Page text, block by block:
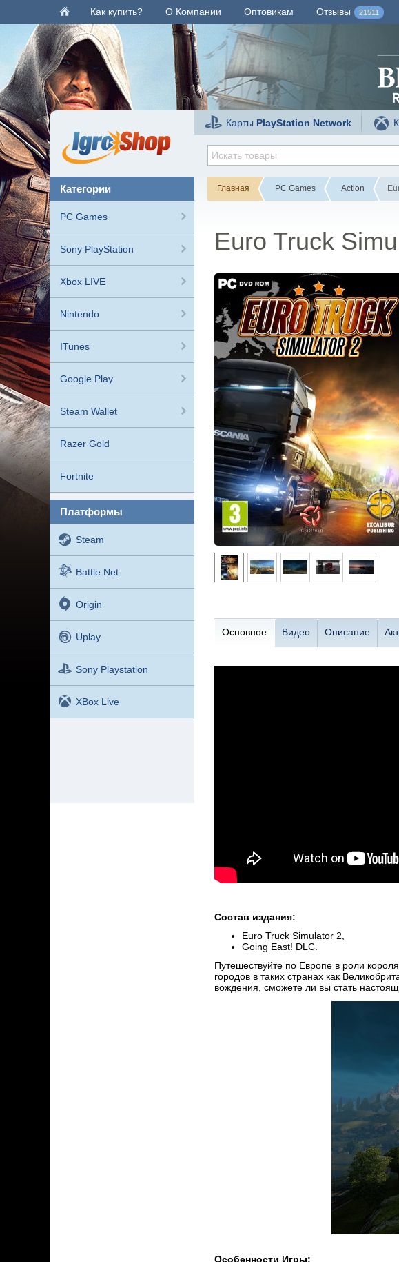
Как купить? О Компании Оптовикам Отзывы 21511
Карты PlayStation Network
категории
PC Games
Sony PlayStation
Xbox LIVE
Nintendo
ITunes
Google Play
Steam Wallet
Razer Gold
Fortnite
платформы
Steam
Battle.net
Origin
Uplay
Sony Playstation
XBox Live
Главная PC Games Action
Euro Truck
Основное Видео Описание
Состав издания:
Euro Truck Simulator 2,
Going East! DLC.
Путешествуйте по Европе в роли
городов в таких странах как
вождения, сможете ли вы стать
Особенности Игры: